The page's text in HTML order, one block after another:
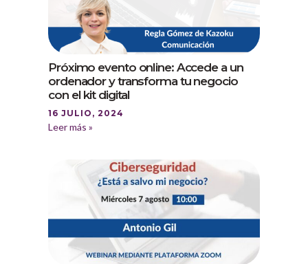
Próximo evento online: Accede a un
ordenador y transforma tu negocio
con el kit digital
16 JULIO, 2024
Leer más »